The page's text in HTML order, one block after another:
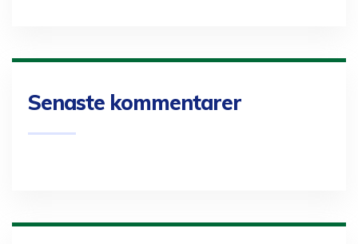
Senaste kommentarer